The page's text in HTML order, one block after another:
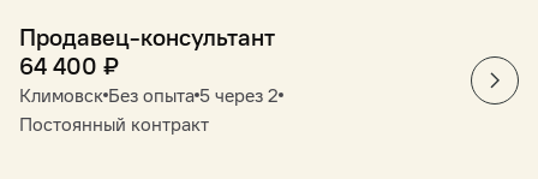
Продавец-консультант
64 400 ₽
Климовск Без опыта 5 через 2
Постоянный контракт